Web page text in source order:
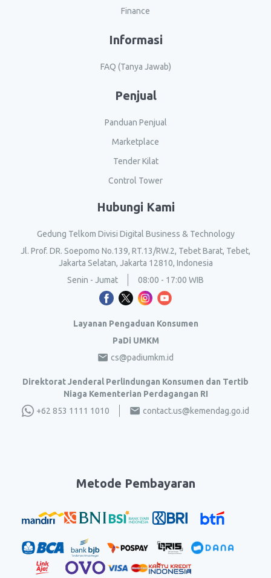
Finance
Informasi
FAQ (Tanya Jawab)
Penjual
Panduan Penjual
Marketplace
Tender Kilat
Control Tower
Hubungi Kami
Gedung Telkom Divisi Digital Business & Technology
Jl. Prof. DR. Soepomo No.139, RT.13/RW.2, Tebet Barat, Tebet,
Jakarta Selatan, Jakarta 12810, Indonesia
Senin - Jumat
08:00 - 17:00 WIB
Layanan Pengaduan Konsumen
PaDi UMKM
cs@padiumkm.id
Direktorat Jenderal Perlindungan Konsumen dan Tertib
Niaga Kementerian Perdagangan RI
+62 853 1111 1010
contact.us@kemendag.go.id
Metode Pembayaran